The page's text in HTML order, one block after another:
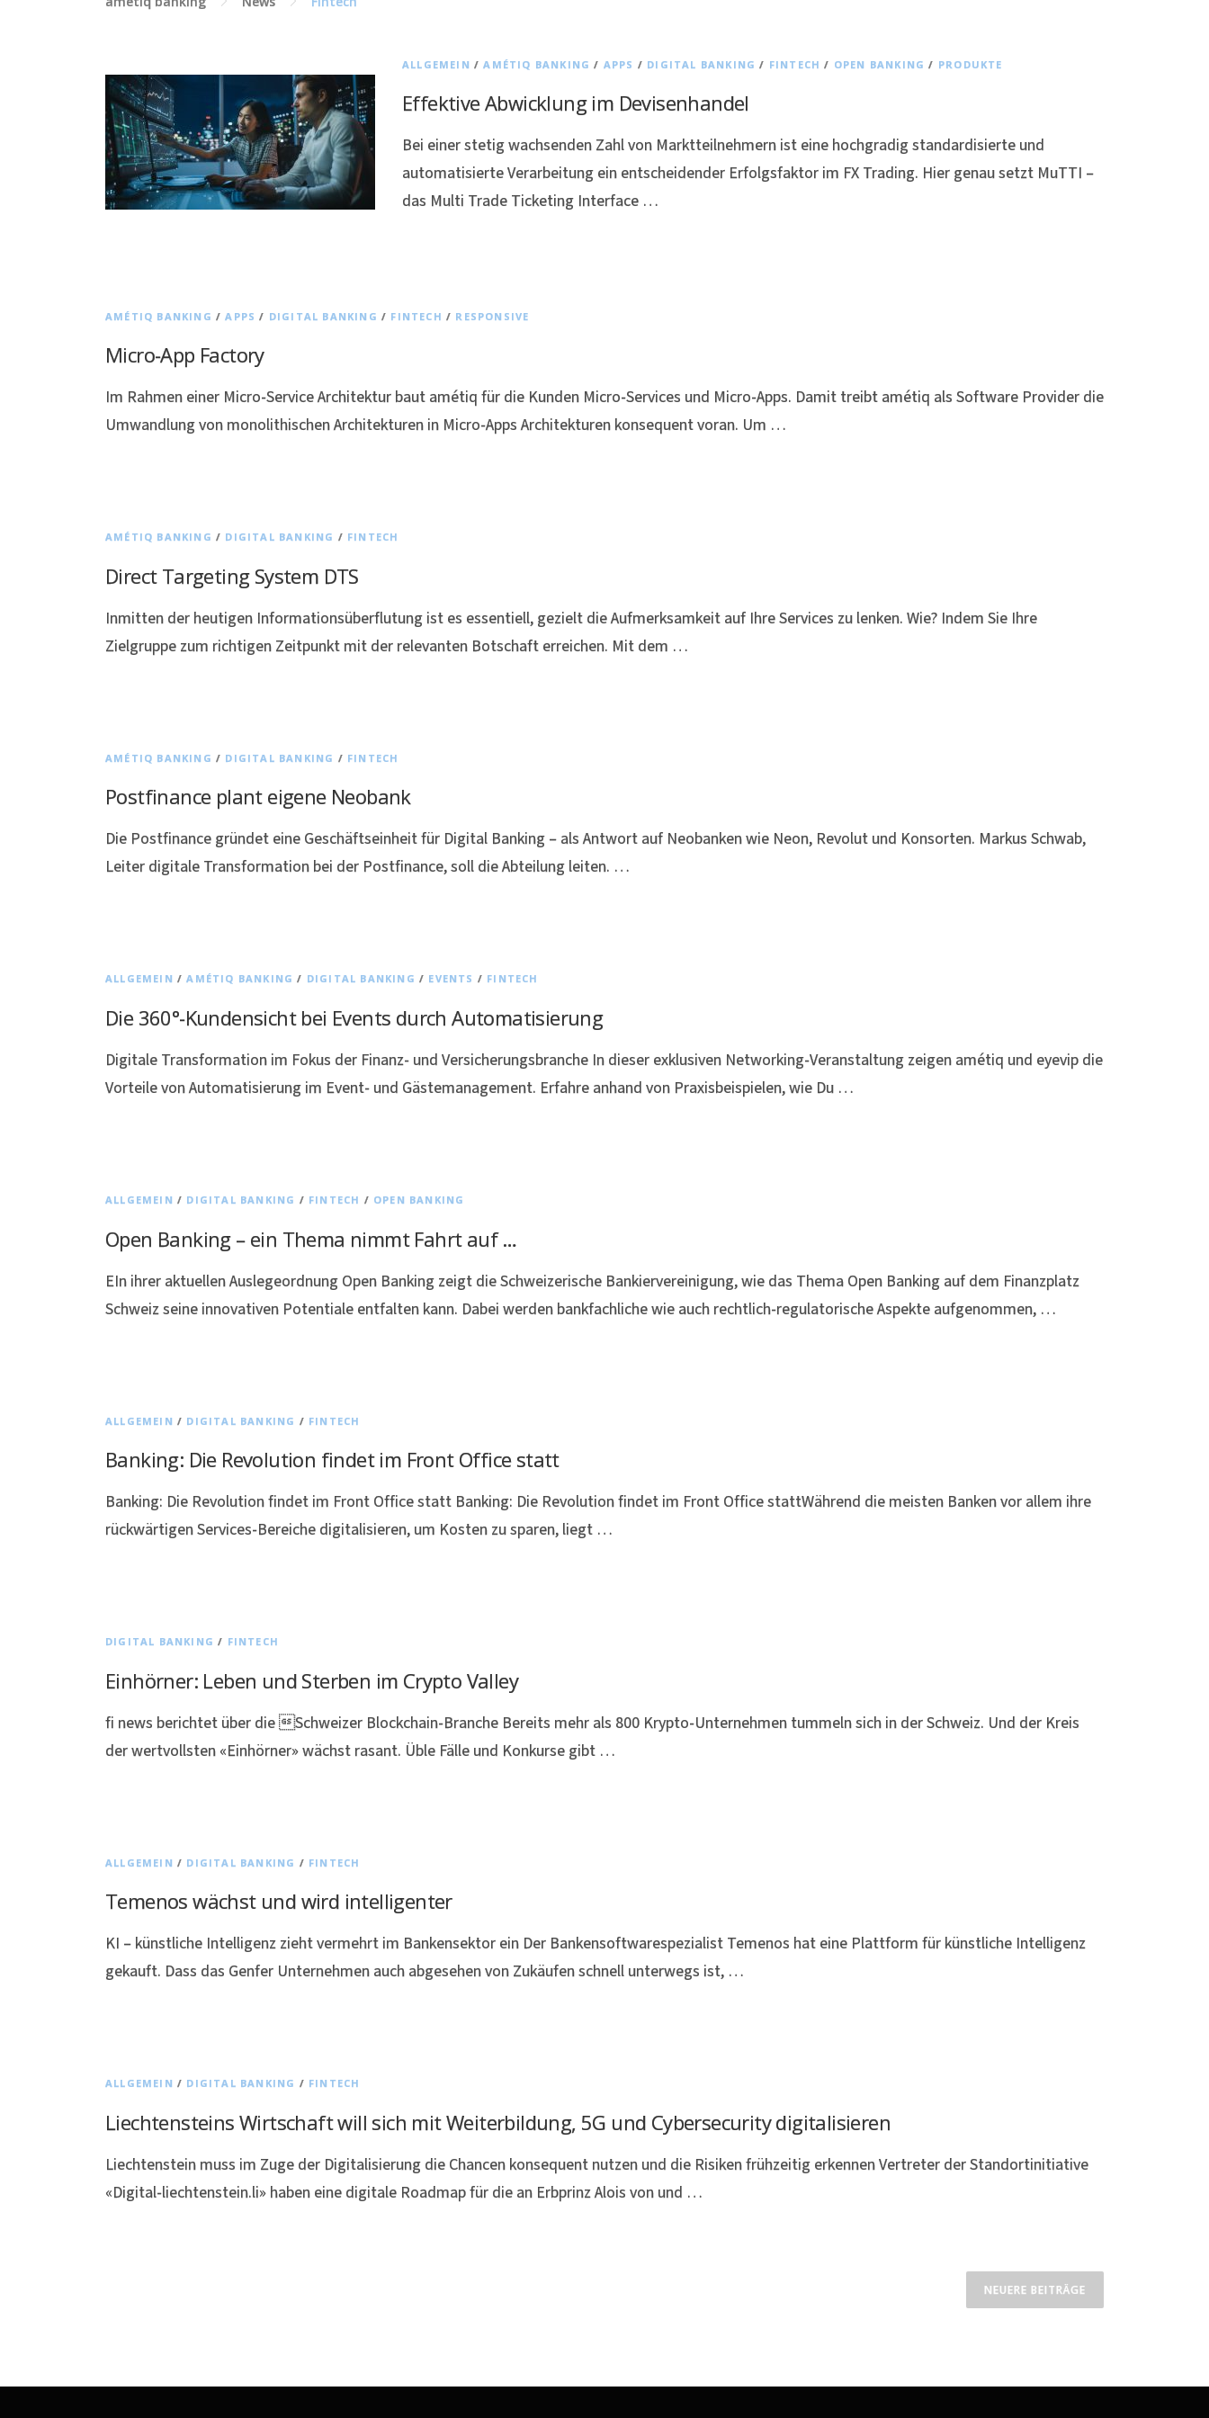
ALLGEMEIN /AMÉTIQ BANKING / APPS / DIGITAL BANKING / FINTECH / OPEN BANKING / PRODUKTE
Effektive Abwicklung im Devisenhandel
Bei einer stetig wachsenden Zahl von Marktteilnehmern ist eine hochgradig standardisierte und
automatisierte Verarbeitung ein entscheidender Erfolgsfaktor im FX Trading. Hier genau setzt MuTTI –
das Multi Trade Ticketing Interface …
AMÉTIQ BANKING /APPS / DIGITAL BANKING / FINTECH / RESPONSIVE
Micro-App Factory
Im Rahmen einer Micro-Service Architektur baut amétiq für die Kunden Micro-Services und Micro-Apps. Damit treibt amétiq als Software Provider die
Umwandlung von monolithischen Architekturen in Micro-Apps Architekturen konsequent voran. Um …
AMÉTIQ BANKING / DIGITAL BANKING / FINTECH
Direct Targeting System DTS
Inmitten der heutigen Informationsüberflutung ist es essentiell, gezielt die Aufmerksamkeit auf Ihre Services zu lenken. Wie? Indem Sie Ihre
Zielgruppe zum richtigen Zeitpunkt mit der relevanten Botschaft erreichen. Mit dem …
AMÉTIQ BANKING / DIGITAL BANKING / FINTECH
Postfinance plant eigene Neobank
Die Postfinance gründet eine Geschäftseinheit für Digital Banking – als Antwort auf Neobanken wie Neon, Revolut und Konsorten. Markus Schwab,
Leiter digitale Transformation bei der Postfinance, soll die Abteilung leiten. …
ALLGEMEIN /AMÉTIQ BANKING / DIGITAL BANKING / EVENTS / FINTECH
Die 360°-Kundensicht bei Events durch Automatisierung
Digitale Transformation im Fokus der Finanz- und Versicherungsbranche In dieser exklusiven Networking-Veranstaltung zeigen amétiq und eyevip die
Vorteile von Automatisierung im Event- und Gästemanagement. Erfahre anhand von Praxisbeispielen, wie Du …
ALLGEMEIN / DIGITAL BANKING / FINTECH / OPEN BANKING
Open Banking – ein Thema nimmt Fahrt auf …
EIn ihrer aktuellen Auslegeordnung Open Banking zeigt die Schweizerische Bankiervereinigung, wie das Thema Open Banking auf dem Finanzplatz
Schweiz seine innovativen Potentiale entfalten kann. Dabei werden bankfachliche wie auch rechtlich-regulatorische Aspekte aufgenommen, …
ALLGEMEIN / DIGITAL BANKING / FINTECH
Banking: Die Revolution findet im Front Office statt
Banking: Die Revolution findet im Front Office statt Banking: Die Revolution findet im Front Office stattWährend die meisten Banken vor allem ihre
rückwärtigen Services-Bereiche digitalisieren, um Kosten zu sparen, liegt …
DIGITAL BANKING / FINTECH
Einhörner: Leben und Sterben im Crypto Valley
fi news berichtet über die Schweizer Blockchain-Branche Bereits mehr als 800 Krypto-Unternehmen tummeln sich in der Schweiz. Und der Kreis
der wertvollsten «Einhörner» wächst rasant. Üble Fälle und Konkurse gibt …
ALLGEMEIN / DIGITAL BANKING / FINTECH
Temenos wächst und wird intelligenter
KI – künstliche Intelligenz zieht vermehrt im Bankensektor ein Der Bankensoftwarespezialist Temenos hat eine Plattform für künstliche Intelligenz
gekauft. Dass das Genfer Unternehmen auch abgesehen von Zukäufen schnell unterwegs ist, …
ALLGEMEIN / DIGITAL BANKING / FINTECH
Liechtensteins Wirtschaft will sich mit Weiterbildung, 5G und Cybersecurity digitalisieren
Liechtenstein muss im Zuge der Digitalisierung die Chancen konsequent nutzen und die Risiken frühzeitig erkennen Vertreter der Standortinitiative
«Digital-liechtenstein.li» haben eine digitale Roadmap für die an Erbprinz Alois von und …
NEUERE BEITRÄGE